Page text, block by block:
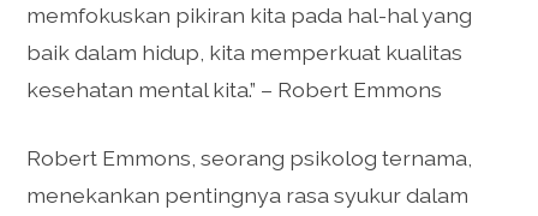
memfokuskan pikiran kita pada hal-hal yang
baik dalam hidup, kita memperkuat kualitas
kesehatan mental kita.” – Robert Emmons
Robert Emmons, seorang psikolog ternama,
menekankan pentingnya rasa syukur dalam